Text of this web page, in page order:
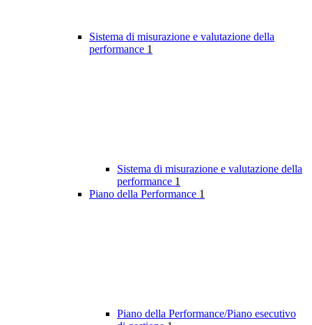
Sistema di misurazione e valutazione della
performance 1
Sistema di misurazione e valutazione della
performance 1
Piano della Performance 1
Piano della Performance/Piano esecutivo